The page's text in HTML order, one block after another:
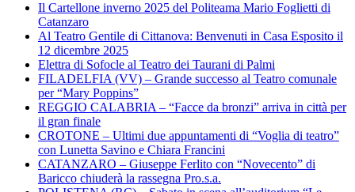
Il Cartellone inverno 2025 del Politeama Mario Foglietti di
Catanzaro
Al Teatro Gentile di Cittanova: Benvenuti in Casa Esposito il
12 dicembre 2025
Elettra di Sofocle al Teatro dei Taurani di Palmi
FILADELFIA (VV) – Grande successo al Teatro comunale
per “Mary Poppins”
REGGIO CALABRIA – “Facce da bronzi” arriva in città per
il gran finale
CROTONE – Ultimi due appuntamenti di “Voglia di teatro”
con Lunetta Savino e Chiara Francini
CATANZARO – Giuseppe Ferlito con “Novecento” di
Baricco chiuderà la rassegna Pro.s.a.